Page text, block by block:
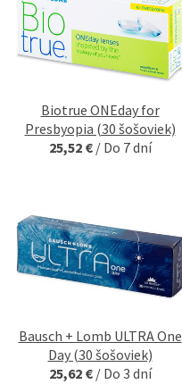
Biotrue ONEday for
Presbyopia (30 šošoviek)
25,52 € / Do 7 dní
Bausch + Lomb ULTRA One
Day (30 šošoviek)
25,62 € / Do 3 dní